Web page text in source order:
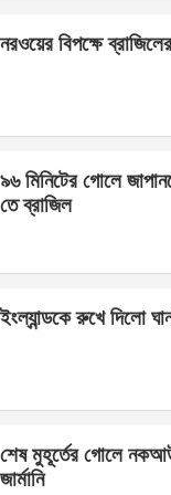
s
p
e
নরওয়ের বিপক্ষে
৯৬ মিনিটের গোলে
তে ব্রাজিল
ইংল্যান্ডকে রুখে দিলো
শেষ মুহূর্তের গোলে
জার্মানি